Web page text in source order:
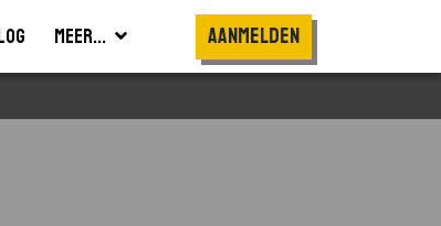
Meer... Aanmelden